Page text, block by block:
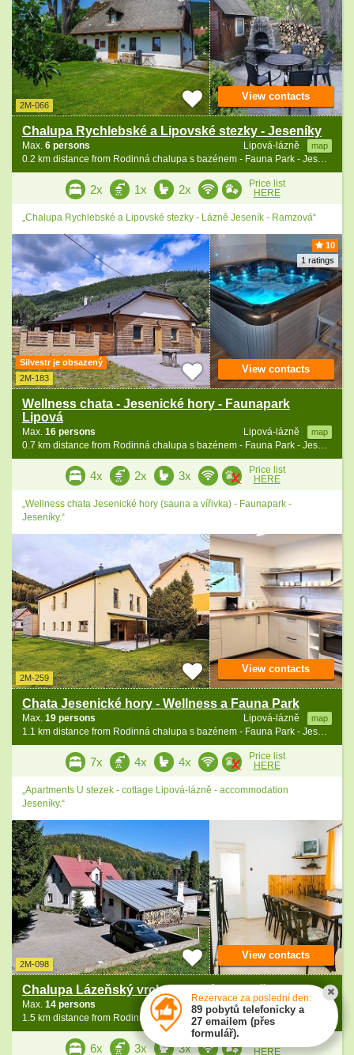
2M-066
Chalupa Rychlebské a Lipovské stezky - Jeseníky
Lipová-lázně map
Max. 6 persons
0.2 km distance from Rodinná chalupa s bazénem - Fauna Park - Jeseníky
View contacts
2x 1x 2x
Price list
HERE
„Chalupa Rychlebské a Lipovské stezky - Lázně Jeseník - Ramzová“
10
1 ratings
Silvestr je obsazený
2M-183
Wellness chata - Jesenické hory - Faunapark
Lipová
Lipová-lázně map
Max. 16 persons
0.7 km distance from Rodinná chalupa s bazénem - Fauna Park - Jeseníky
View contacts
4x 2x 3x
Price list
HERE
„Wellness chata Jesenické hory (sauna a vířivka) - Faunapark -
Jeseníky.“
2M-259
Chata Jesenické hory - Wellness a Fauna Park
Lipová-lázně map
Max. 19 persons
1.1 km distance from Rodinná chalupa s bazénem - Fauna Park - Jeseníky
View contacts
7x 4x 4x
Price list
HERE
„Apartments U stezek - cottage Lipová-lázně - accommodation
Jeseníky.“
2M-098
Chalupa Lázeňský vrch - Jeseník - Praděd
Lipová-lázně
Max. 14 persons
View contacts
6x 3x 3x
HERE
Rezervace za poslední den:
89 pobytů telefonicky a
27 emailem (přes
formulář).